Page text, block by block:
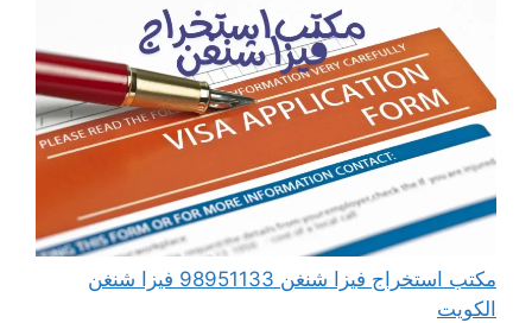
مكتب استخراج فيزا شنغن 98951133 فيزا شنغن
الكويت